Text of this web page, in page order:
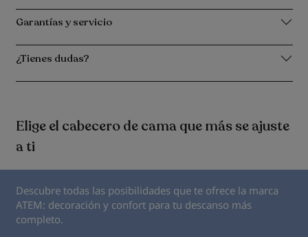
Garantías y servicio
¿Tienes dudas?
Elige el cabecero de cama que más se ajuste
a ti
Descubre todas las posibilidades que te ofrece la marca
ATEM: decoración y confort para tu descanso más
completo.